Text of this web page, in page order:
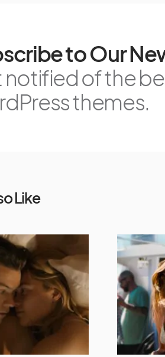
to Our
notified of the
themes.
Like